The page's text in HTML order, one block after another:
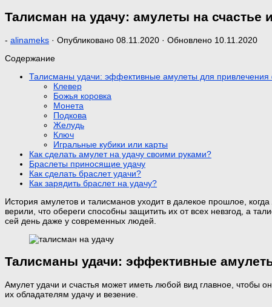
Талисман на удачу: амулеты на счастье
- alinameks · Опубликовано 08.11.2020 · Обновлено 10.11.2020
Содержание
Талисманы удачи: эффективные амулеты для привлечения
Клевер
Божья коровка
Монета
Подкова
Желудь
Ключ
Игральные кубики или карты
Как сделать амулет на удачу своими руками?
Браслеты приносящие удачу
Как сделать браслет удачи?
Как зарядить браслет на удачу?
История амулетов и талисманов уходит в далекое прошлое,
верили, что обереги способны защитить их от всех невзгод, а
сей день даже у современных людей.
Талисманы удачи: эффективные
Амулет удачи и счастья может иметь любой вид главное, чтобы
их обладателям удачу и везение.